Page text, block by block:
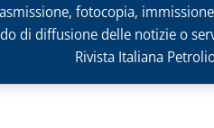
fotocopia,
di diffusione delle notizie o
Rivista Italiana